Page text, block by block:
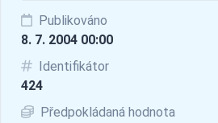
Publikováno
8. 7. 2004 00:00
Identifikátor
424
Předpokládaná hodnota